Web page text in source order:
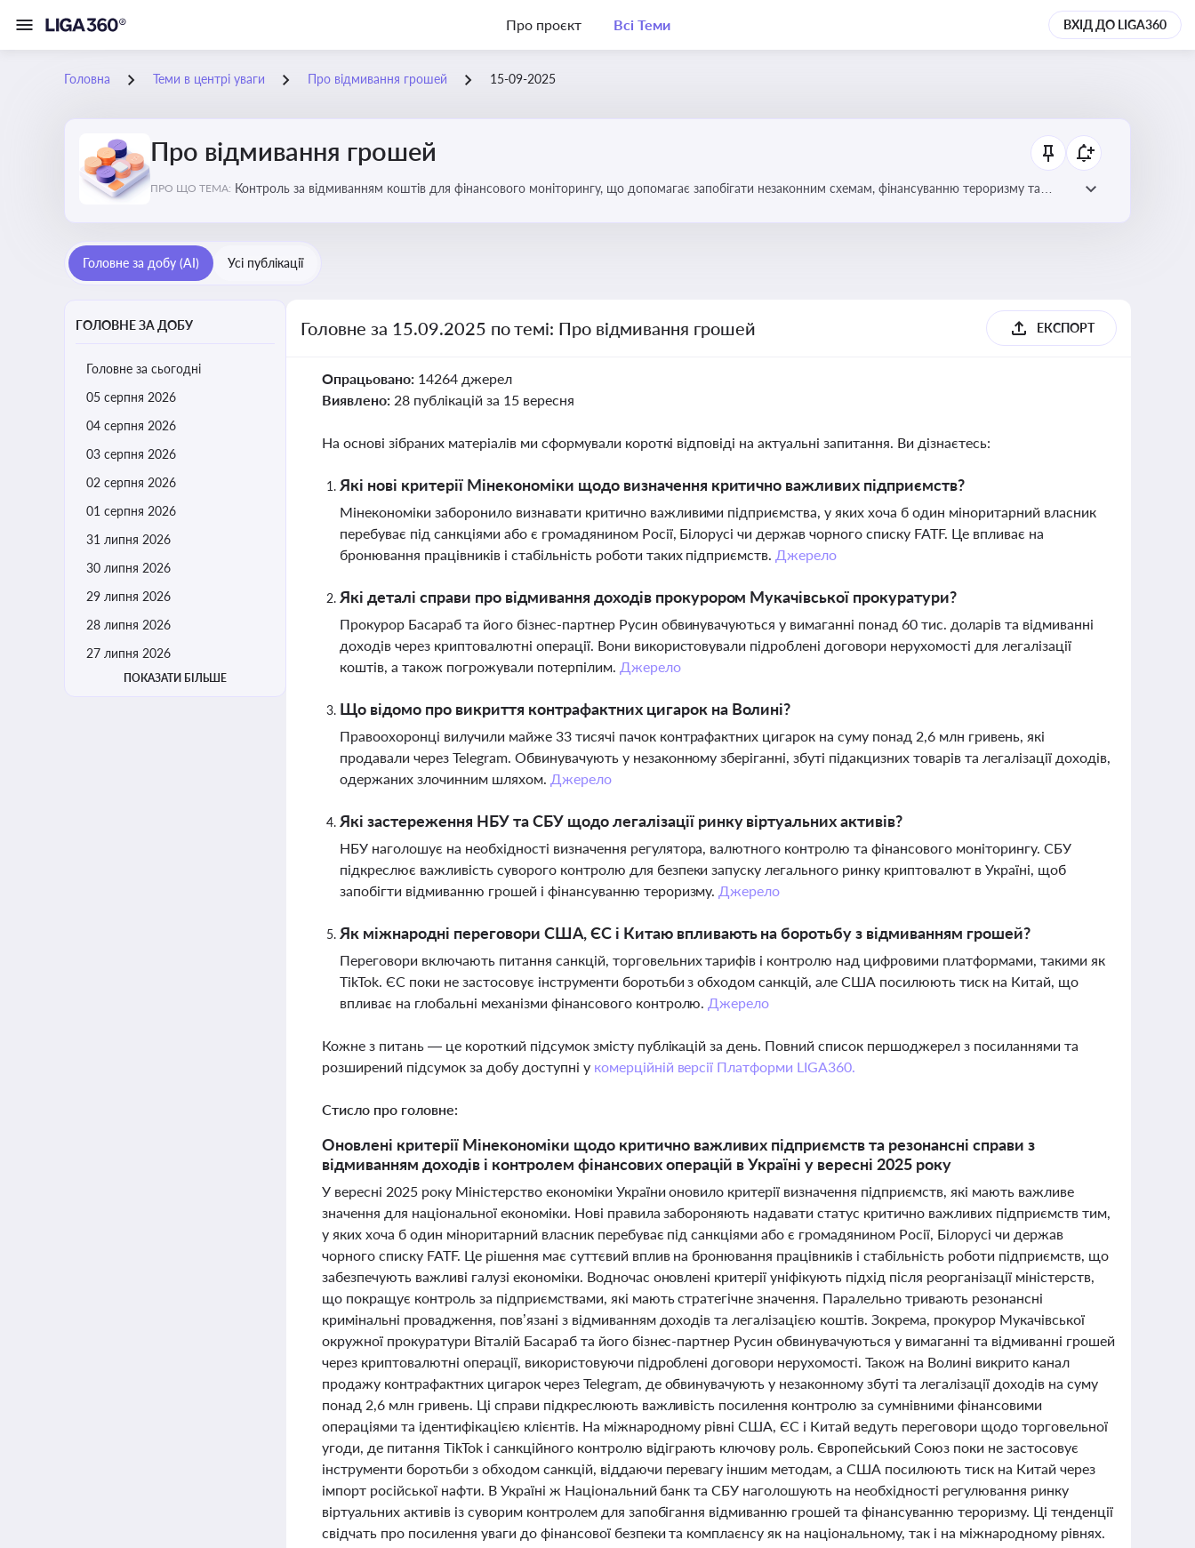
Про проєкт Всі Теми ВХІД ДО LIGA360
Головна Теми в центрі уваги Про відмивання грошей 15-09-2025
Про відмивання грошей
ПРО ЩО ТЕМА: Контроль за відмиванням коштів для фінансового моніторингу, що допомагає запобігати незаконним схемам, фінансуванню тероризму та
Головне за добу (AI) Усі публікації
ГОЛОВНЕ ЗА ДОБУ
Головне за сьогодні
05 серпня 2026
04 серпня 2026
03 серпня 2026
02 серпня 2026
01 серпня 2026
31 липня 2026
30 липня 2026
29 липня 2026
28 липня 2026
27 липня 2026
ПОКАЗАТИ БІЛЬШЕ
Головне за 15.09.2025 по темі: Про відмивання грошей ЕКСПОРТ
Опрацьовано: 14264 джерел
Виявлено: 28 публікацій за 15 вересня
На основі зібраних матеріалів ми сформували короткі відповіді на актуальні запитання. Ви дізнаєтесь:
Які нові критерії Мінекономіки щодо визначення критично важливих підприємств?
Мінекономіки заборонило визнавати критично важливими підприємства, у яких хоча б один міноритарний власник
перебуває під санкціями або є громадянином Росії, Білорусі чи держав чорного списку FATF. Це впливає на
бронювання працівників і стабільність роботи таких підприємств. Джерело
Які деталі справи про відмивання доходів прокурором Мукачівської прокуратури?
Прокурор Басараб та його бізнес-партнер Русин обвинувачуються у вимаганні понад 60 тис. доларів та відмиванні
доходів через криптовалютні операції. Вони використовували підроблені договори нерухомості для легалізації
коштів, а також погрожували потерпілим. Джерело
Що відомо про викриття контрафактних цигарок на Волині?
Правоохоронці вилучили майже 33 тисячі пачок контрафактних цигарок на суму понад 2,6 млн гривень, які
продавали через Telegram. Обвинувачують у незаконному зберіганні, збуті підакцизних товарів та легалізації доходів,
одержаних злочинним шляхом. Джерело
Які застереження НБУ та СБУ щодо легалізації ринку віртуальних активів?
НБУ наголошує на необхідності визначення регулятора, валютного контролю та фінансового моніторингу. СБУ
підкреслює важливість суворого контролю для безпеки запуску легального ринку криптовалют в Україні, щоб
запобігти відмиванню грошей і фінансуванню тероризму. Джерело
Як міжнародні переговори США, ЄС і Китаю впливають на боротьбу з відмиванням грошей?
Переговори включають питання санкцій, торговельних тарифів і контролю над цифровими платформами, такими як
TikTok. ЄС поки не застосовує інструменти боротьби з обходом санкцій, але США посилюють тиск на Китай, що
впливає на глобальні механізми фінансового контролю. Джерело
Кожне з питань — це короткий підсумок змісту публікацій за день. Повний список першоджерел з посиланнями та
розширений підсумок за добу доступні у комерційній версії Платформи LIGA360.
Стисло про головне:
Оновлені критерії Мінекономіки щодо критично важливих підприємств та резонансні справи з
відмиванням доходів і контролем фінансових операцій в Україні у вересні 2025 року
У вересні 2025 року Міністерство економіки України оновило критерії визначення підприємств, які мають важливе
значення для національної економіки. Нові правила забороняють надавати статус критично важливих підприємств тим,
у яких хоча б один міноритарний власник перебуває під санкціями або є громадянином Росії, Білорусі чи держав
чорного списку FATF. Це рішення має суттєвий вплив на бронювання працівників і стабільність роботи підприємств, що
забезпечують важливі галузі економіки. Водночас оновлені критерії уніфікують підхід після реорганізації міністерств,
що покращує контроль за підприємствами, які мають стратегічне значення. Паралельно тривають резонансні
кримінальні провадження, пов’язані з відмиванням доходів та легалізацією коштів. Зокрема, прокурор Мукачівської
окружної прокуратури Віталій Басараб та його бізнес-партнер Русин обвинувачуються у вимаганні та відмиванні грошей
через криптовалютні операції, використовуючи підроблені договори нерухомості. Також на Волині викрито канал
продажу контрафактних цигарок через Telegram, де обвинувачують у незаконному збуті та легалізації доходів на суму
понад 2,6 млн гривень. Ці справи підкреслюють важливість посилення контролю за сумнівними фінансовими
операціями та ідентифікацією клієнтів. На міжнародному рівні США, ЄС і Китай ведуть переговори щодо торговельної
угоди, де питання TikTok і санкційного контролю відіграють ключову роль. Європейський Союз поки не застосовує
інструменти боротьби з обходом санкцій, віддаючи перевагу іншим методам, а США посилюють тиск на Китай через
імпорт російської нафти. В Україні ж Національний банк та СБУ наголошують на необхідності регулювання ринку
віртуальних активів із суворим контролем для запобігання відмиванню грошей та фінансуванню тероризму. Ці тенденції
свідчать про посилення уваги до фінансової безпеки та комплаєнсу як на національному, так і на міжнародному рівнях.